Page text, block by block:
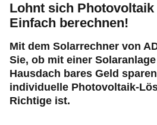
Lohnt sich
Einfach berechnen!
Mit dem Solarrechner von
Sie, ob mit einer
Hausdach bares Geld
individuelle Photovoltaik-
Richtige ist.